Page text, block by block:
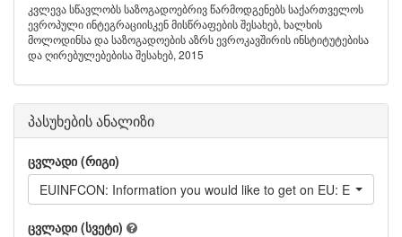
კვლევა სწავლობს საზოგადოებრივ წარმოდგენებს საქართველოს
ევროპული ინტეგრაციისკენ მისწრაფების შესახებ, ხალხის
მოლოდინსა და საზოგადოების აზრს ევროკავშირის ინსტიტუტებისა
და ღირებულებებისა შესახებ, 2015
პასუხების ანალიზი
ცვლადი (რიგი)
EUINFCON: Information you would like to get on EU: EU's role
ცვლადი (სვეტი)